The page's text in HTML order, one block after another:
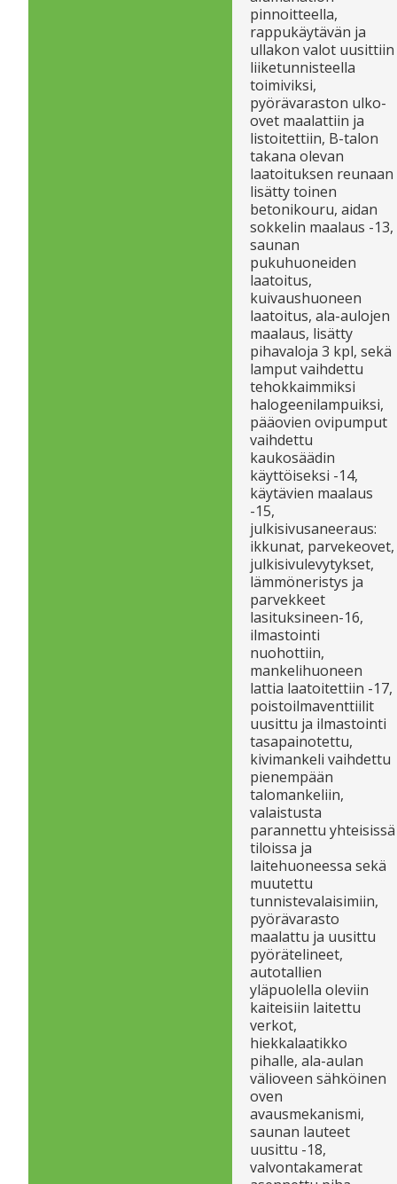
pinnoitteella,
rappukäytävän ja
ullakon valot uusittiin
liiketunnisteella
toimiviksi,
pyörävaraston ulko-
ovet maalattiin ja
listoitettiin, B-talon
takana olevan
laatoituksen reunaan
lisätty toinen
betonikouru, aidan
sokkelin maalaus -13,
saunan
pukuhuoneiden
laatoitus,
kuivaushuoneen
laatoitus, ala-aulojen
maalaus, lisätty
pihavaloja 3 kpl, sekä
lamput vaihdettu
tehokkaimmiksi
halogeenilampuiksi,
pääovien ovipumput
vaihdettu
kaukosäädin
käyttöiseksi -14,
käytävien maalaus
-15,
julkisivusaneeraus:
ikkunat, parvekeovet,
julkisivulevytykset,
lämmöneristys ja
parvekkeet
lasituksineen-16,
ilmastointi
nuohottiin,
mankelihuoneen
lattia laatoitettiin -17,
poistoilmaventtiilit
uusittu ja ilmastointi
tasapainotettu,
kivimankeli vaihdettu
pienempään
talomankeliin,
valaistusta
parannettu yhteisissä
tiloissa ja
laitehuoneessa sekä
muutettu
tunnistevalaisimiin,
pyörävarasto
maalattu ja uusittu
pyörätelineet,
autotallien
yläpuolella oleviin
kaiteisiin laitettu
verkot,
hiekkalaatikko
pihalle, ala-aulan
välioveen sähköinen
oven
avausmekanismi,
saunan lauteet
uusittu -18,
valvontakamerat